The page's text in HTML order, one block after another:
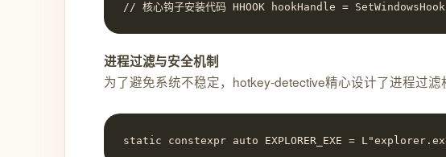
// 核心钩子安装代码 HHOOK hookHandle =
进程过滤与安全机制
为了避免系统不稳定，hotkey-detective精心设计了进程过
static constexpr auto EXPLORER_EXE =